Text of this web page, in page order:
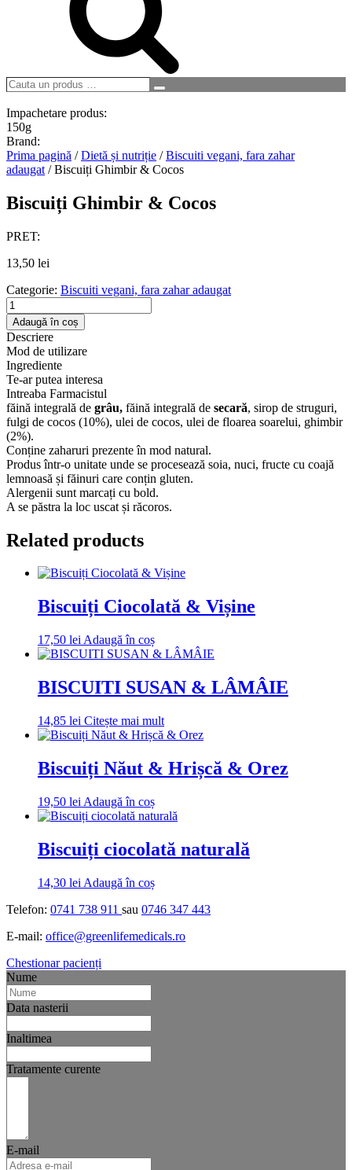
Cauta
produs
…
Search
Impachetare produs:
150g
Brand:
Prima pagină /Dietă și nutriție /Biscuiti vegani, fara zahar
adaugat / Biscuiți Ghimbir & Cocos
Biscuiți Ghimbir & Cocos
PRET:
13,50 lei
Categorie: Biscuiti vegani, fara zahar adaugat
Cantitate
Biscuiți
Ghimbir
&
Cocos
Adaugă în coș
Descriere
Mod de utilizare
Ingrediente
Te-ar putea interesa
Intreaba Farmacistul
făină integrală de grâu, făină integrală de secară, sirop de struguri,
fulgi de cocos (10%), ulei de cocos, ulei de floarea soarelui, ghimbir
(2%).
Conține zaharuri prezente în mod natural.
Produs într-o unitate unde se procesează soia, nuci, fructe cu coajă
lemnoasă și făinuri care conțin gluten.
Alergenii sunt marcați cu bold.
A se păstra la loc uscat și răcoros.
Related products
Biscuiți Ciocolată & Vișine
17,50 lei Adaugă în coș
BISCUITI SUSAN & LÂMÂIE
14,85 lei Citește mai mult
Biscuiți Năut & Hrișcă & Orez
19,50 lei Adaugă în coș
Biscuiți ciocolată naturală
14,30 lei Adaugă în coș
Telefon: 0741 738 911 sau 0746 347 443
E-mail: office@greenlifemedicals.ro
Chestionar pacienți
Nume
Data nasterii
Inaltimea
Tratamente curente
E-mail